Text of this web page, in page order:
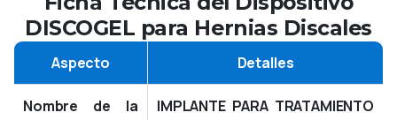
DISCOGEL para Hernias Discales
Aspecto Detalles
Nombre de la
IMPLANTE PARA TRATAMIENTO